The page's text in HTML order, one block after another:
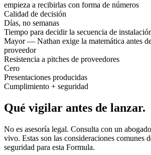
empieza a recibirlas con forma de números
Calidad de decisión
Días, no semanas
Tiempo para decidir la secuencia de
Mayor — Nathan exige la matemática antes
proveedor
Resistencia a pitches de proveedores
Cero
Presentaciones producidas
Cumplimiento + seguridad
Qué vigilar antes de lanzar.
No es asesoría legal. Consulta con un
vivo. Estas son las consideraciones comunes
seguridad para esta Formula.